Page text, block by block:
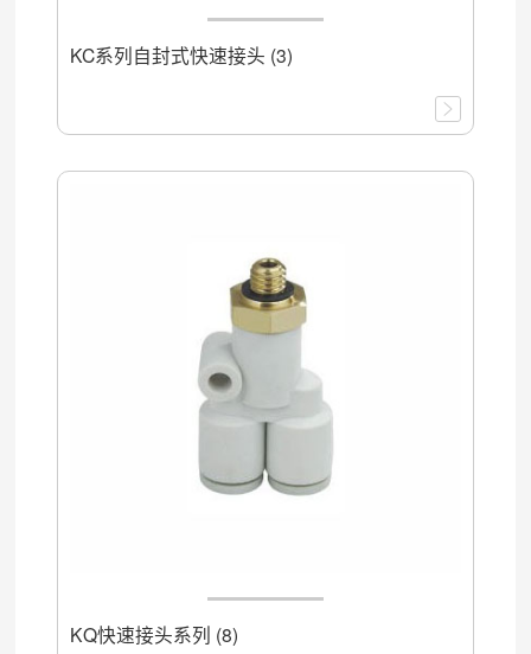
KC系列自封式快速接头 (3)
KQ快速接头系列 (8)